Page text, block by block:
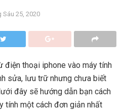
Sáu 25, 2020
điện thoại iphone vào máy tính
sửa, lưu trữ nhưng chưa biết
đây sẽ hướng dẫn bạn cách
tính một cách đơn giản nhất